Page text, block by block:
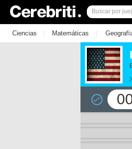
Ciencias | Matemáticas |